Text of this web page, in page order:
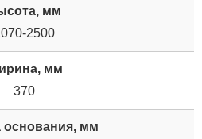
мм
2500
мм
370
мм